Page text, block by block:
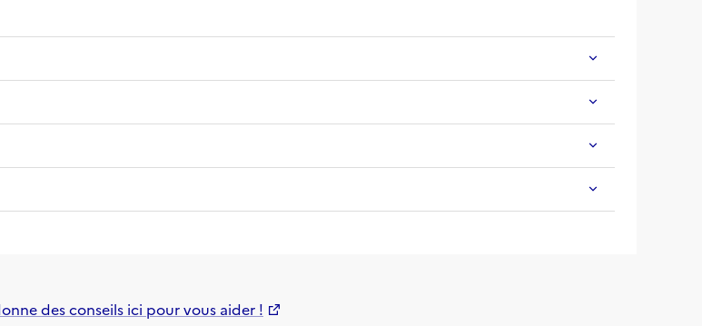
des conseils ici pour vous aider !